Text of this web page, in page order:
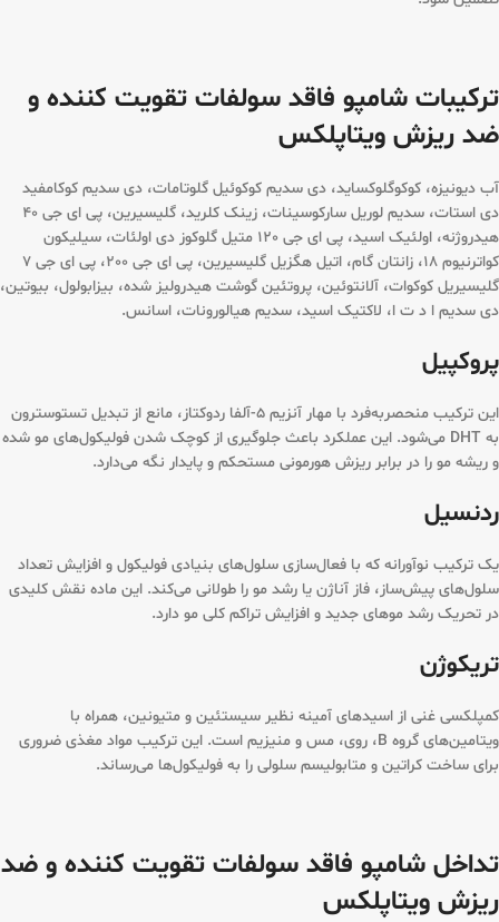
ترکیبات شامپو فاقد سولفات تقویت کننده و
ضد ریزش ویتاپلکس
آب دیونیزه، کوکوگلوکساید، دی سدیم کوکوئیل گلوتامات، دی سدیم کوکامفید
دی استات، سدیم لوریل سارکوسینات، زینک کلرید، گلیسیرین، پی ای جی 40
هیدروژنه، اولئیک اسید، پی ای جی 120 متیل گلوکوز دی اولئات، سیلیکون
کواترنیوم 18، زانتان گام، اتیل هگزیل گلیسیرین، پی ای جی 200، پی ای جی 7
گلیسیریل کوکوات، آلانتوئین، پروتئین گوشت هیدرولیز شده، بیزابولول، بیوتین،
دی سدیم ا د ت ا، لاکتیک اسید، سدیم هیالورونات، اسانس.
پروکپیل
این ترکیب منحصربه‌فرد با مهار آنزیم ۵-آلفا ردوکتاز، مانع از تبدیل تستوسترون
به DHT می‌شود. این عملکرد باعث جلوگیری از کوچک شدن فولیکول‌های مو شده
و ریشه مو را در برابر ریزش هورمونی مستحکم و پایدار نگه می‌دارد.
ردنسیل
یک ترکیب نوآورانه که با فعال‌سازی سلول‌های بنیادی فولیکول و افزایش تعداد
سلول‌های پیش‌ساز، فاز آناژن یا رشد مو را طولانی می‌کند. این ماده نقش کلیدی
در تحریک رشد موهای جدید و افزایش تراکم کلی مو دارد.
تریکوژن
کمپلکسی غنی از اسیدهای آمینه نظیر سیستئین و متیونین، همراه با
ویتامین‌های گروه B، روی، مس و منیزیم است. این ترکیب مواد مغذی ضروری
برای ساخت کراتین و متابولیسم سلولی را به فولیکول‌ها می‌رساند.
تداخل شامپو فاقد سولفات تقویت کننده و ضد
ریزش ویتاپلکس